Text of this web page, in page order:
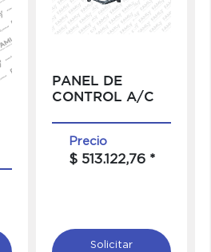
PANEL DE
CONTROL A/C
Precio
$ 513.122,76 *
Solicitar